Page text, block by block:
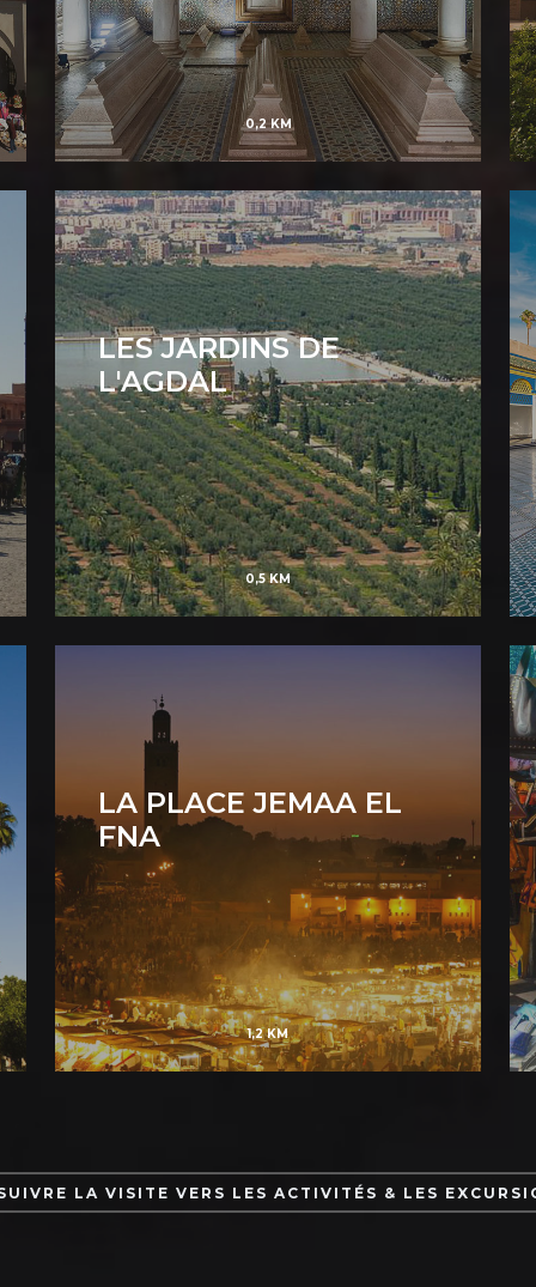
0,2 KM
LES JARDINS DE
L'AGDAL
0,5 KM
LA PLACE JEMAA EL
FNA
1,2 KM
LA VISITE VERS LES ACTIVITÉS & LES